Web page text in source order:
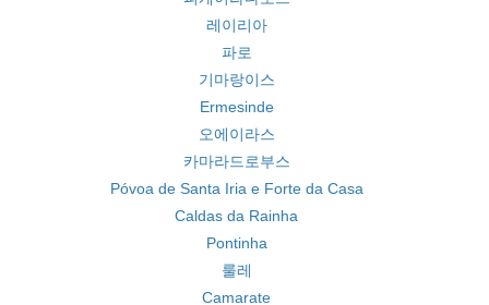
레이리아
파로
기마랑이스
Ermesinde
오에이라스
카마라드로부스
Póvoa de Santa Iria e Forte da Casa
Caldas da Rainha
Pontinha
룰레
Camarate